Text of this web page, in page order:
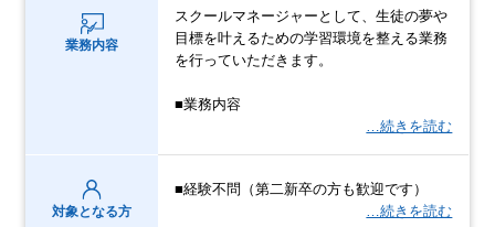
業務内容
スクールマネージャーとして、生徒の夢や
目標を叶えるための学習環境を整える業務
を行っていただきます。
■業務内容
…続きを読む
対象となる方
■経験不問（第二新卒の方も歓迎です）
…続きを読む